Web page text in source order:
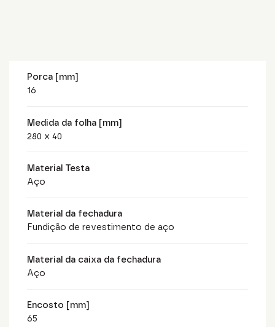
Porca [mm]
16
Medida da folha [mm]
280 x 40
Material Testa
Aço
Material da fechadura
Fundição de revestimento de aço
Material da caixa da fechadura
Aço
Encosto [mm]
65